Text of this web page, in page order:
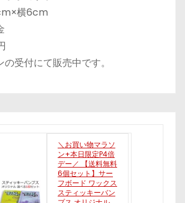
横6cm
受付にて販売中です。
＼お買い物マラソ
ン+本日限定P4倍
デー／ 【送料無料
6個セット】サー
フボード ワックス
スティッキーバン